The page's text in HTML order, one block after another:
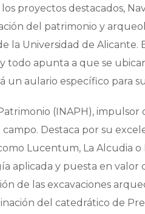
proyectos destacados,
del patrimonio y
la Universidad de Alicante.
todo apunta a que se
un aulario específico para
(INAPH), impulsor
Destaca por su
Lucentum, La Alcudia
aplicada y puesta en valor
de las excavaciones
del catedrático de